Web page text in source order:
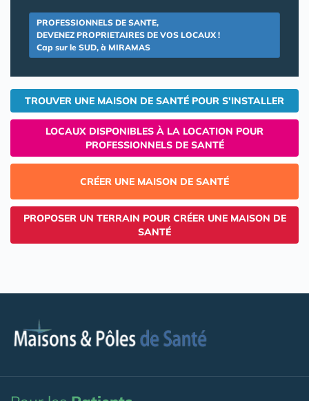
PROFESSIONNELS DE SANTE,
DEVENEZ PROPRIETAIRES DE VOS LOCAUX !
Cap sur le SUD, à MIRAMAS
TROUVER UNE MAISON DE SANTÉ POUR S'INSTALLER
LOCAUX DISPONIBLES À LA LOCATION POUR
PROFESSIONNELS DE SANTÉ
CRÉER UNE MAISON DE SANTÉ
PROPOSER UN TERRAIN POUR CRÉER UNE MAISON DE
SANTÉ